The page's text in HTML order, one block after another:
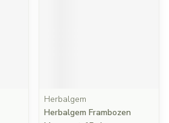
Herbalgem
Herbalgem Frambozen